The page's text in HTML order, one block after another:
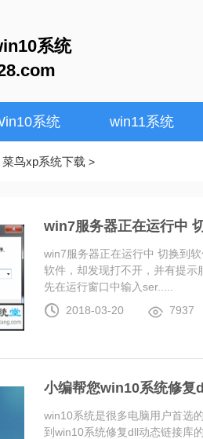
系统
系统 win11系统
菜鸟xp系统下载 >
win7服务器正在运行中
win7服务器正在运行中 切换到
软件，却发现打不开，并有提
先在运行窗口中输入ser.....
2018-03-20
7937
小编帮您win10系统修复
win10系统是很多电脑用户首选
到win10系统修复dll动态链接库